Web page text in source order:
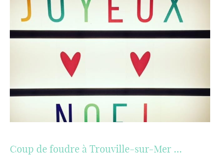
Coup de foudre à Trouville-sur-Mer …